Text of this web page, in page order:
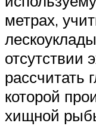
метрах,
отсутствии
рассчитать
которой
хищной